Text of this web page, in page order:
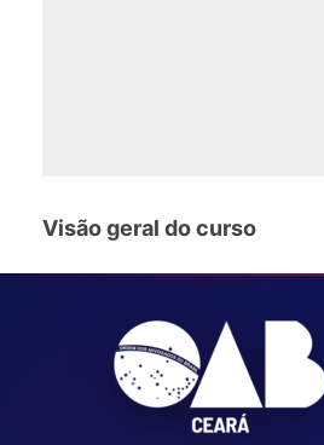
Visão geral do curso